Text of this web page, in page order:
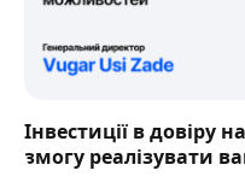
Інвестиції в довіру
змогу реалізувати